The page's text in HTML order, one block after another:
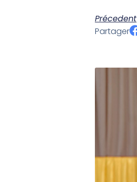
Précedent
Partager